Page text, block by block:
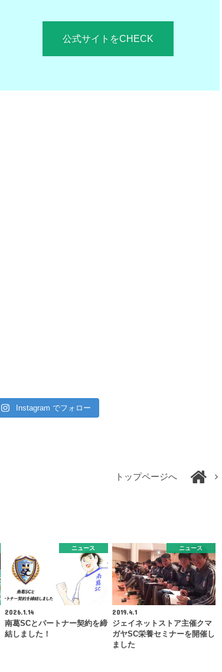
公式サイトをCHECK
Instagram でフォロー
トップページへ
ニュース
2026.1.14
南葛SCとパートナー契約を締
結しました！
ニュース
2019.4.1
ジェイネットストア主催クマ
ガヤSC栄養セミナーを開催し
ました